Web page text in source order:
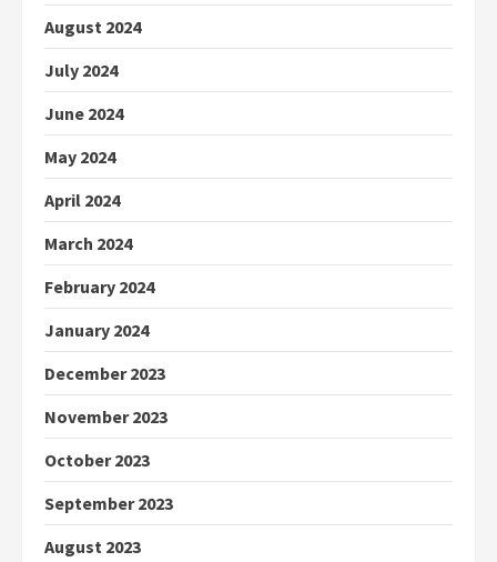
August 2024
July 2024
June 2024
May 2024
April 2024
March 2024
February 2024
January 2024
December 2023
November 2023
October 2023
September 2023
August 2023